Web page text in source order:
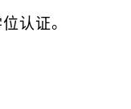
认证。